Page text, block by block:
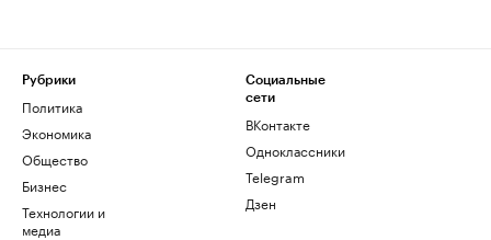
Рубрики
Политика
Экономика
Общество
Бизнес
Технологии и
медиа
Социальные
сети
ВКонтакте
Одноклассники
Telegram
Дзен